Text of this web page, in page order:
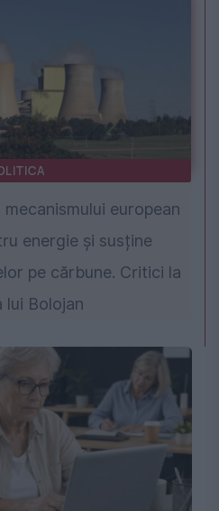
european
energie și susține
pe cărbune. Critici la
lui Bolojan